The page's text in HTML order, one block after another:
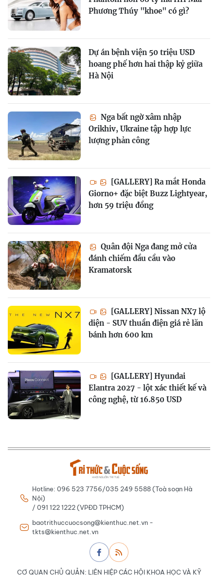
Phương Thúy "khoe" có gì?
Dự án bệnh viện 50 triệu USD
hoang phế hơn hai thập kỷ giữa
Hà Nội
Nga bất ngờ xâm nhập
Orikhiv, Ukraine tập hợp lực
lượng phản công
[GALLERY] Ra mắt Honda
Giorno+ đặc biệt Buzz Lightyear,
hơn 59 triệu đồng
Quân đội Nga đang mở cửa
đánh chiếm đầu cầu vào
Kramatorsk
[GALLERY] Nissan NX7 lộ
diện - SUV thuần điện giá rẻ lăn
bánh hơn 600 km
[GALLERY] Hyundai
Elantra 2027 - lột xác thiết kế và
công nghệ, từ 16.850 USD
Hotline: 096 523 7756/035 249 5588 (Toà soạn Hà
Nội)
/ 091 122 1222 (VPĐD TPHCM)
baotrithuccuocsong@kienthuc.net.vn -
tkts@kienthuc.net.vn
CƠ QUAN CHỦ QUẢN: LIÊN HIỆP CÁC HỘI KHOA HỌC VÀ KỸ